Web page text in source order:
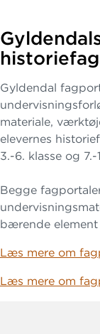
Gyldendal
materiale,
elevernes
3.-6. klasse og 7.-
Begge
bærende
Læs mere om
Læs mere om